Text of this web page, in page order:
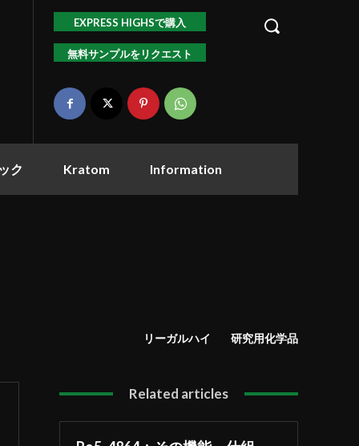
EXPRESS HIGHSで購入
無料サンプルをリクエスト
ク Kratom Information
リーガルハイ 研究用化学品
Related articles